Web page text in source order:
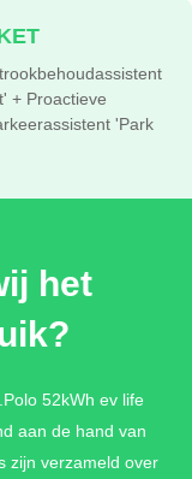
+ Proactieve
'Park
Access' +
verlicht
het
52kWh ev life
aan de hand van
zijn verzameld over